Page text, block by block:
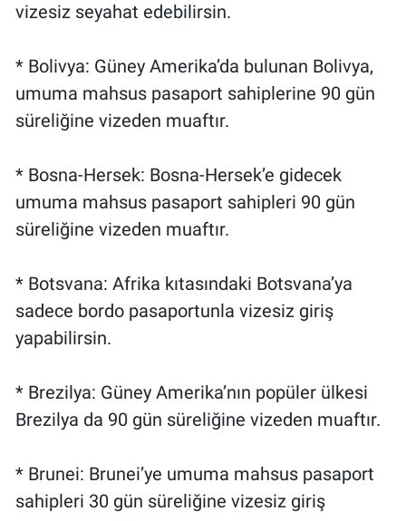
vizesiz seyahat edebilirsin.
* Bolivya: Güney Amerika’da bulunan Bolivya,
umuma mahsus pasaport sahiplerine 90 gün
süreliğine vizeden muaftır.
* Bosna-Hersek: Bosna-Hersek’e gidecek
umuma mahsus pasaport sahipleri 90 gün
süreliğine vizeden muaftır.
* Botsvana: Afrika kıtasındaki Botsvana’ya
sadece bordo pasaportunla vizesiz giriş
yapabilirsin.
* Brezilya: Güney Amerika’nın popüler ülkesi
Brezilya da 90 gün süreliğine vizeden muaftır.
* Brunei: Brunei’ye umuma mahsus pasaport
sahipleri 30 gün süreliğine vizesiz giriş